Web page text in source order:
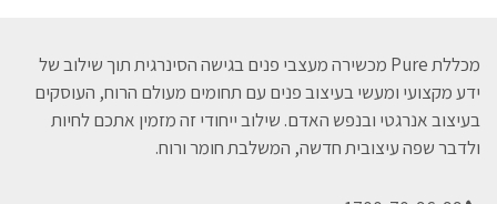
מכללת Pure מכשירה מעצבי פנים בגישה הסינרגית תוך שילוב של
ידע מקצועי ומעשי בעיצוב פנים עם תחומים מעולם הרוח, העוסקים
בעיצוב אנרגטי ובנפש האדם. שילוב ייחודי זה מזמין אתכם לחיות
ולדבר שפה עיצובית חדשה, המשלבת חומר ורוח.